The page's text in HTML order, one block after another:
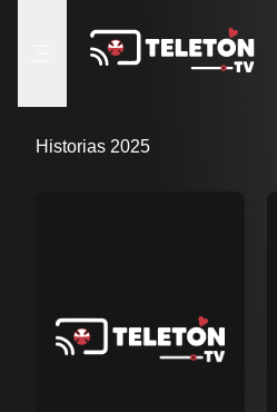
Historias 2025